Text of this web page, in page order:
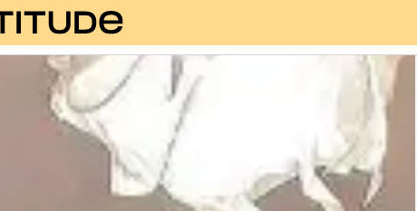
Equipements Pièces